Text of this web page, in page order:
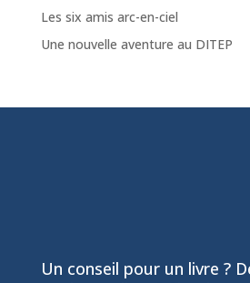
Les six amis arc-en-ciel
Une nouvelle aventure au DITEP
Un conseil pour un livre ?